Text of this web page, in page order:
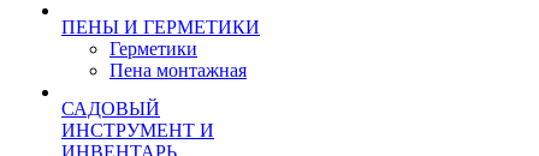
ПЕНЫ И ГЕРМЕТИКИ
Герметики
Пена монтажная
САДОВЫЙ
ИНСТРУМЕНТ И
ИНВЕНТАРЬ